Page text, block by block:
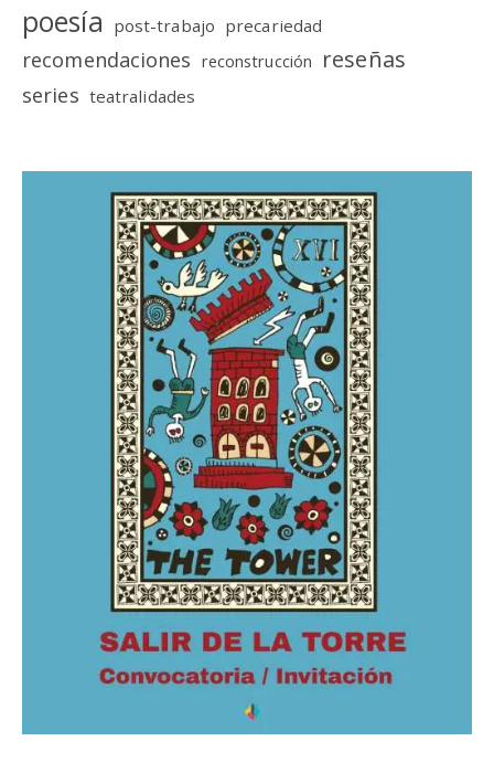
poesía post-trabajo precariedad
recomendaciones reconstrucción reseñas
series teatralidades